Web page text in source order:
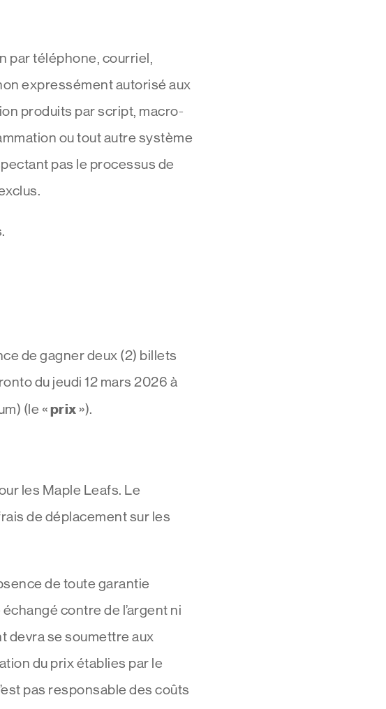
par téléphone, courriel,
expressément autorisé aux
produits par script, macro-
ou tout autre système
pas le processus de
de gagner deux (2) billets
du jeudi 12 mars 2026 à
(le «prix »).
les Maple Leafs. Le
de déplacement sur les
de toute garantie
contre de l’argent ni
devra se soumettre aux
du prix établies par le
pas responsable des coûts